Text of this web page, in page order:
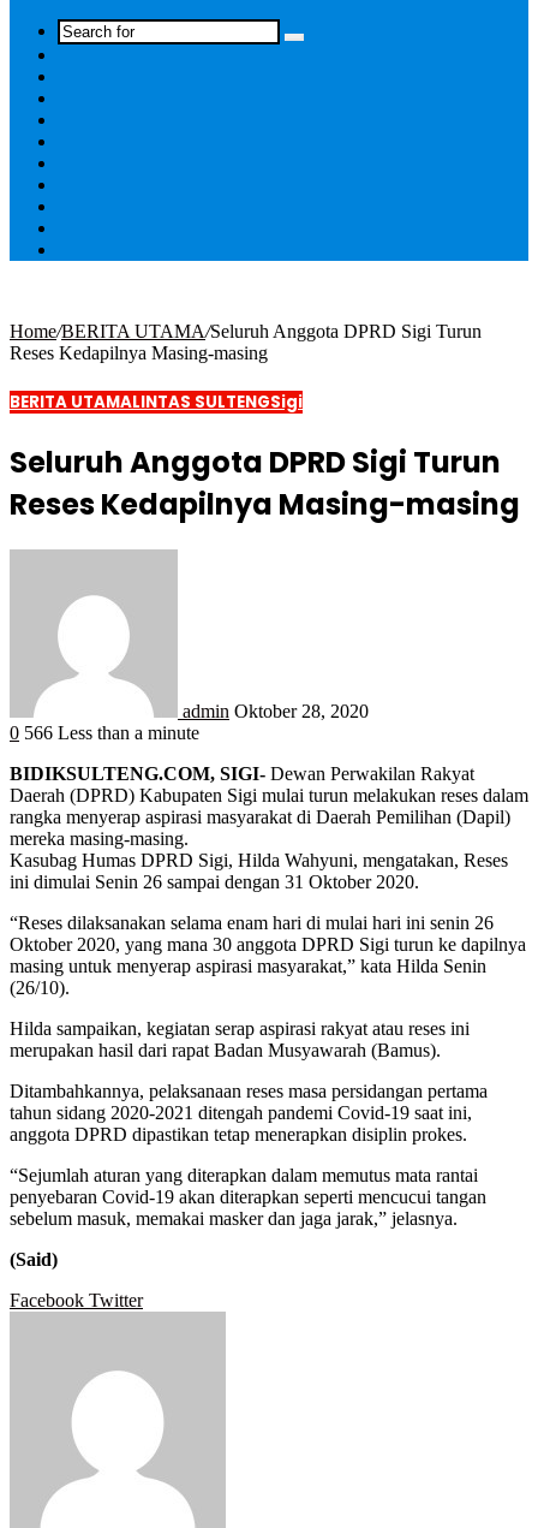
Home/BERITA UTAMA/Seluruh Anggota DPRD Sigi Turun
Reses Kedapilnya Masing-masing
BERITA UTAMALINTAS SULTENGSigi
Seluruh Anggota DPRD Sigi Turun
Reses Kedapilnya Masing-masing
admin Oktober 28, 2020
0 566 Less than a minute
BIDIKSULTENG.COM, SIGI- Dewan Perwakilan Rakyat
Daerah (DPRD) Kabupaten Sigi mulai turun melakukan reses dalam
rangka menyerap aspirasi masyarakat di Daerah Pemilihan (Dapil)
mereka masing-masing.
Kasubag Humas DPRD Sigi, Hilda Wahyuni, mengatakan, Reses
ini dimulai Senin 26 sampai dengan 31 Oktober 2020.
“Reses dilaksanakan selama enam hari di mulai hari ini senin 26
Oktober 2020, yang mana 30 anggota DPRD Sigi turun ke dapilnya
masing untuk menyerap aspirasi masyarakat,” kata Hilda Senin
(26/10).
Hilda sampaikan, kegiatan serap aspirasi rakyat atau reses ini
merupakan hasil dari rapat Badan Musyawarah (Bamus).
Ditambahkannya, pelaksanaan reses masa persidangan pertama
tahun sidang 2020-2021 ditengah pandemi Covid-19 saat ini,
anggota DPRD dipastikan tetap menerapkan disiplin prokes.
“Sejumlah aturan yang diterapkan dalam memutus mata rantai
penyebaran Covid-19 akan diterapkan seperti mencucui tangan
sebelum masuk, memakai masker dan jaga jarak,” jelasnya.
(Said)
Facebook TwitterGoogle+
LinkedIn
StumbleUpon
Tumblr
Pinterest
Reddit
VKontakte
WhatsApp
Telegram
Viber
Share
Print